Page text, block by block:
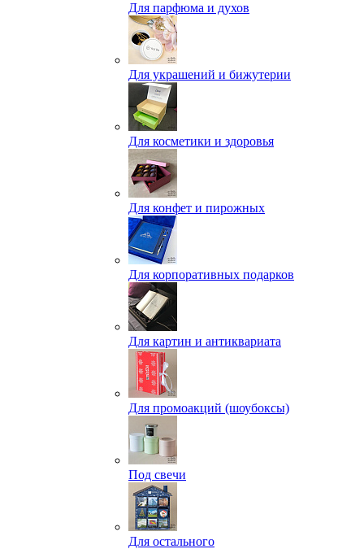
Для парфюма и духов
Для украшений и бижутерии
Для косметики и здоровья
Для конфет и пирожных
Для корпоративных подарков
Для картин и антиквариата
Для промоакций (шоубоксы)
Под свечи
Для остального